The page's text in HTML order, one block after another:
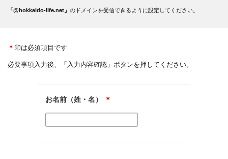
「@hokkaido-life.net」 のドメインを受信できるように設定してください。
＊ 印は必須項目です
必要事項入力後、「入力内容確認」ボタンを押してください。
お名前（姓・名） ＊